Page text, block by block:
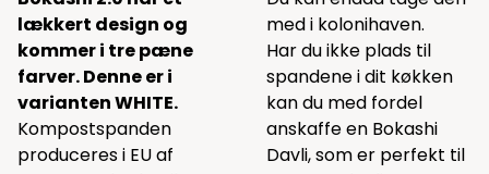
lækkert design og
kommer i tre pæne
farver. Denne er i
varianten WHITE.
Kompostspanden
produceres i EU af
med i kolonihaven.
Har du ikke plads til
spandene i dit køkken
kan du med fordel
anskaffe en Bokashi
Davli, som er perfekt til